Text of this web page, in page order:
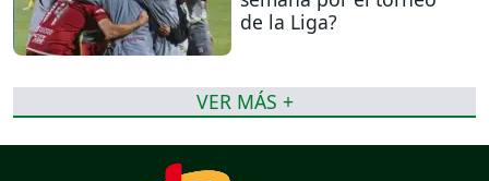
de la Liga?
VER MÁS +